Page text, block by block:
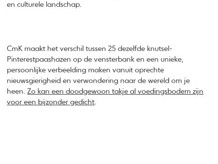
en culturele landschap.
CmK maakt het verschil tussen 25 dezelfde knutsel-
Pinterestpaashazen op de vensterbank en een unieke,
persoonlijke verbeelding maken vanuit oprechte
nieuwsgierigheid en verwondering naar de wereld om je
heen.Zo kan een doodgewoon takje al voedingsbodem zijn
voor een bijzonder gedicht.